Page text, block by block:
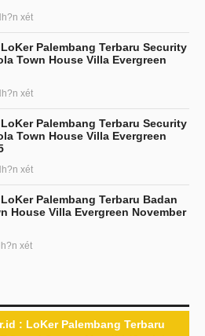
xét
Palembang Terbaru Security
Town House Villa Evergreen
xét
Palembang Terbaru Security
Town House Villa Evergreen
xét
Palembang Terbaru Badan
House Villa Evergreen November
xét
: LoKer Palembang Terbaru